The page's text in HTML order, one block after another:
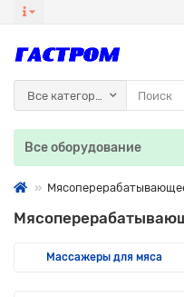
Все категории
Все оборудование
Массажеры для мяса